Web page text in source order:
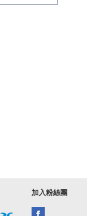
加入粉絲團